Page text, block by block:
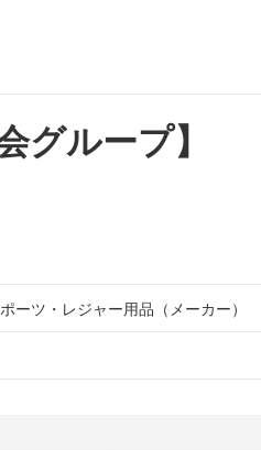
グループ】
ーツ・レジャー用品（メーカー）